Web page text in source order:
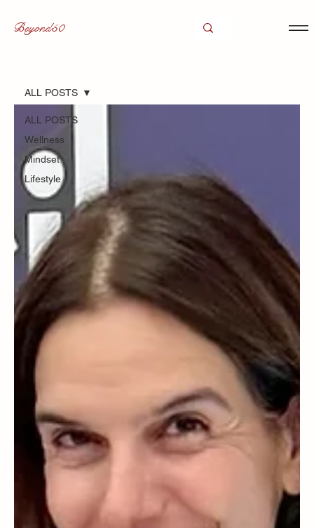
Beyond50
ALL POSTS
Wellness
Mindset
Lifestyle
ALL POSTS